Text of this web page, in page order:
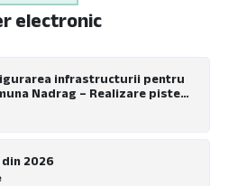
electronic
infrastructurii pentru
Nadrag – Realizare piste
din 2026